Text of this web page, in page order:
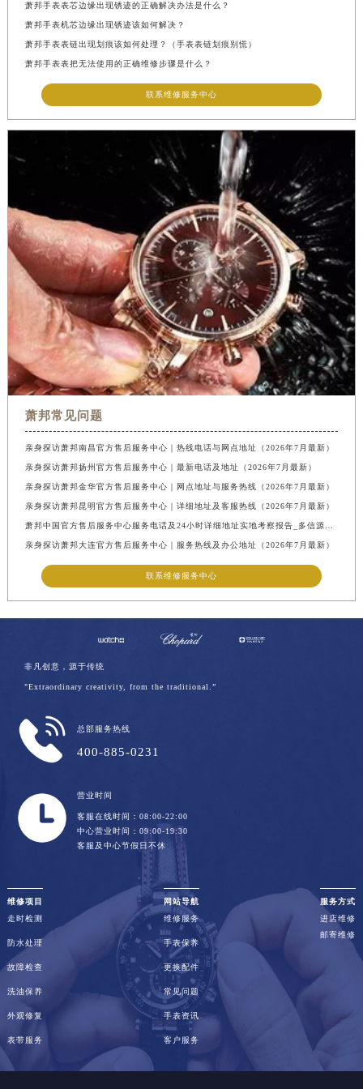
萧邦手表表芯边缘出现锈迹的正确解决办法是什么？
萧邦手表机芯边缘出现锈迹该如何解决？
萧邦手表表链出现划痕该如何处理？（手表表链划痕别慌）
萧邦手表表把无法使用的正确维修步骤是什么？
联系维修服务中心
萧邦常见问题
亲身探访萧邦南昌官方售后服务中心｜热线电话与网点地址（2026年7月最新）
亲身探访萧邦扬州官方售后服务中心｜最新电话及地址（2026年7月最新）
亲身探访萧邦金华官方售后服务中心｜网点地址与服务热线（2026年7月最新）
亲身探访萧邦昆明官方售后服务中心｜详细地址及客服热线（2026年7月最新）
萧邦中国官方售后服务中心服务电话及24小时详细地址实地考察报告_多信源验证（2026年7月最新）
亲身探访萧邦大连官方售后服务中心｜服务热线及办公地址（2026年7月最新）
联系维修服务中心
非凡创意，源于传统
"Extraordinary creativity, from the traditional.”
总部服务热线
400-885-0231
营业时间
客服在线时间：08:00-22:00
中心营业时间：09:00-19:30
客服及中心节假日不休
维修项目
走时检测
防水处理
故障检查
洗油保养
外观修复
表带服务
网站导航
维修服务
手表保养
更换配件
常见问题
手表资讯
客户服务
服务方式
进店维修
邮寄维修